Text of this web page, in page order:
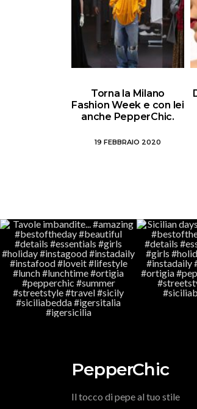
Torna la Milano
Fashion Week e con lei
anche PepperChic.
19 FEBBRAIO 2020
PepperChic
Il tocco di pepe al tuo stile